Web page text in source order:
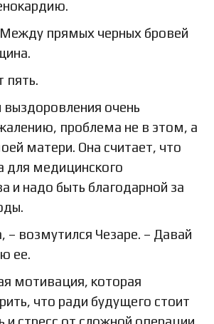
прямых черных бровей
пять.
выздоровления очень
проблема не в этом, а
матери. Она считает, что
для медицинского
и надо быть благодарной за
– возмутился Чезаре. – Давай
ее.
мотивация, которая
что ради будущего стоит